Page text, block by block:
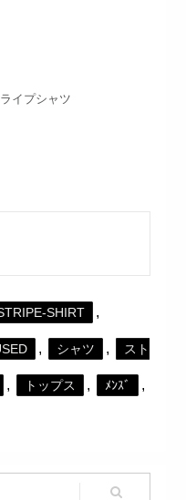
イプシャツ
SHIRT ,
, シャツ , スト
, トップス , ﾒﾝｽﾞ ,